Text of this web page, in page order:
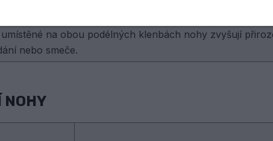
na obou podélných klenbách nohy zvyšují
nebo smeče.
NOHY